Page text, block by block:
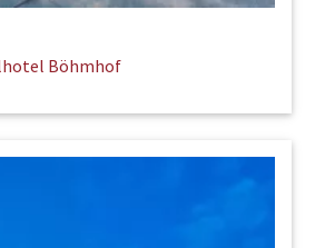
Böhmhof